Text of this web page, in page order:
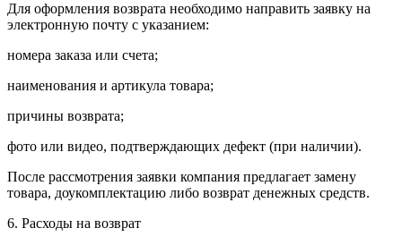
Для оформления возврата необходимо направить заявку на
электронную почту с указанием:
номера заказа или счета;
наименования и артикула товара;
причины возврата;
фото или видео, подтверждающих дефект (при наличии).
После рассмотрения заявки компания предлагает замену
товара, доукомплектацию либо возврат денежных средств.
6. Расходы на возврат